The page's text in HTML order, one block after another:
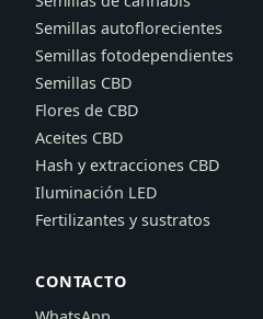
Semillas autoflorecientes
Semillas fotodependientes
Semillas CBD
Flores de CBD
Aceites CBD
Hash y extracciones CBD
Iluminación LED
Fertilizantes y sustratos
CONTACTO